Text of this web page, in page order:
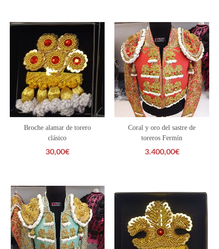
Broche alamar de torero
clásico
30,00€
Coral y oro del sastre de
toreros Fermín
3.400,00€